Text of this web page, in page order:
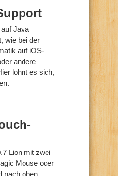
Java
wie bei der
auf iOS-
andere
lohnt es sich,
Lion mit zwei
Mouse oder
nach oben